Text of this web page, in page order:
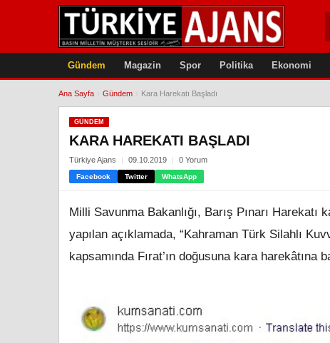
Gündem Magazin Spor Politika Ekonomi
Ana Sayfa Gündem Kara Harekatı Başladı
GÜNDEM
KARA HAREKATI BAŞLADI
Türkiye Ajans 09.10.2019 0 Yorum
Facebook Twitter WhatsApp
Milli Savunma Bakanlığı, Barış Pınarı Harekatı
yapılan açıklamada, “Kahraman Türk Silahlı
kapsamında Fırat’ın doğusuna kara harekâtına